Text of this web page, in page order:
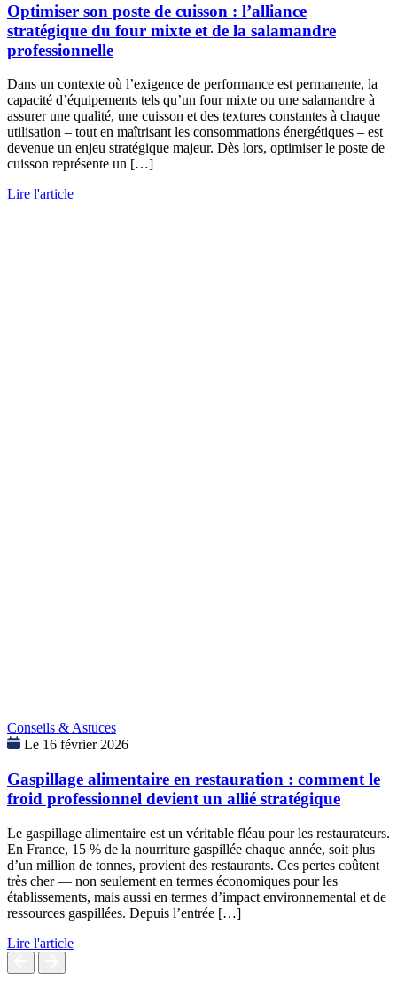
Optimiser son poste de cuisson : l’alliance
stratégique du four mixte et de la salamandre
professionnelle
Dans un contexte où l’exigence de performance est permanente, la
capacité d’équipements tels qu’un four mixte ou une salamandre à
assurer une qualité, une cuisson et des textures constantes à chaque
utilisation – tout en maîtrisant les consommations énergétiques – est
devenue un enjeu stratégique majeur. Dès lors, optimiser le poste de
cuisson représente un […]
Lire l'article
Conseils & Astuces
Le 16 février 2026
Gaspillage alimentaire en restauration : comment le
froid professionnel devient un allié stratégique
Le gaspillage alimentaire est un véritable fléau pour les restaurateurs.
En France, 15 % de la nourriture gaspillée chaque année, soit plus
d’un million de tonnes, provient des restaurants. Ces pertes coûtent
très cher — non seulement en termes économiques pour les
établissements, mais aussi en termes d’impact environnemental et de
ressources gaspillées. Depuis l’entrée […]
Lire l'article